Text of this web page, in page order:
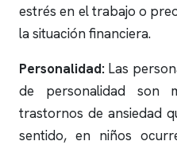
estrés en el trabajo o
la situación financiera.
Personalidad: Las
de personalidad son
trastornos de ansiedad
sentido, en niños